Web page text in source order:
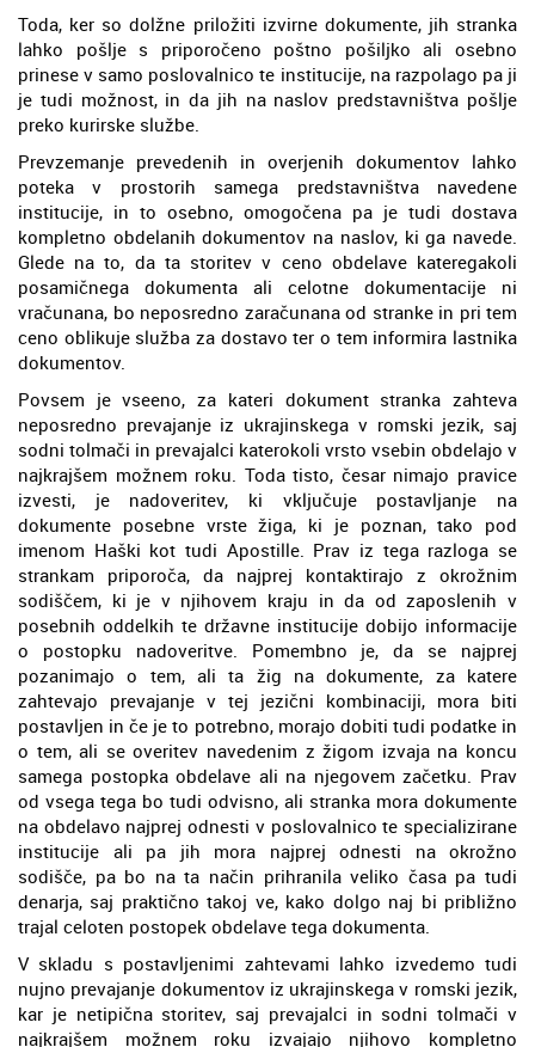
Toda, ker so dolžne priložiti izvirne dokumente, jih stranka
lahko pošlje s priporočeno poštno pošiljko ali osebno
prinese v samo poslovalnico te institucije, na razpolago pa ji
je tudi možnost, in da jih na naslov predstavništva pošlje
preko kurirske službe.
Prevzemanje prevedenih in overjenih dokumentov lahko
poteka v prostorih samega predstavništva navedene
institucije, in to osebno, omogočena pa je tudi dostava
kompletno obdelanih dokumentov na naslov, ki ga navede.
Glede na to, da ta storitev v ceno obdelave kateregakoli
posamičnega dokumenta ali celotne dokumentacije ni
vračunana, bo neposredno zaračunana od stranke in pri tem
ceno oblikuje služba za dostavo ter o tem informira lastnika
dokumentov.
Povsem je vseeno, za kateri dokument stranka zahteva
neposredno prevajanje iz ukrajinskega v romski jezik, saj
sodni tolmači in prevajalci katerokoli vrsto vsebin obdelajo v
najkrajšem možnem roku. Toda tisto, česar nimajo pravice
izvesti, je nadoveritev, ki vključuje postavljanje na
dokumente posebne vrste žiga, ki je poznan, tako pod
imenom Haški kot tudi Apostille. Prav iz tega razloga se
strankam priporoča, da najprej kontaktirajo z okrožnim
sodiščem, ki je v njihovem kraju in da od zaposlenih v
posebnih oddelkih te državne institucije dobijo informacije
o postopku nadoveritve. Pomembno je, da se najprej
pozanimajo o tem, ali ta žig na dokumente, za katere
zahtevajo prevajanje v tej jezični kombinaciji, mora biti
postavljen in če je to potrebno, morajo dobiti tudi podatke in
o tem, ali se overitev navedenim z žigom izvaja na koncu
samega postopka obdelave ali na njegovem začetku. Prav
od vsega tega bo tudi odvisno, ali stranka mora dokumente
na obdelavo najprej odnesti v poslovalnico te specializirane
institucije ali pa jih mora najprej odnesti na okrožno
sodišče, pa bo na ta način prihranila veliko časa pa tudi
denarja, saj praktično takoj ve, kako dolgo naj bi približno
trajal celoten postopek obdelave tega dokumenta.
V skladu s postavljenimi zahtevami lahko izvedemo tudi
nujno prevajanje dokumentov iz ukrajinskega v romski jezik,
kar je netipična storitev, saj prevajalci in sodni tolmači v
najkrajšem možnem roku izvajajo njihovo kompletno